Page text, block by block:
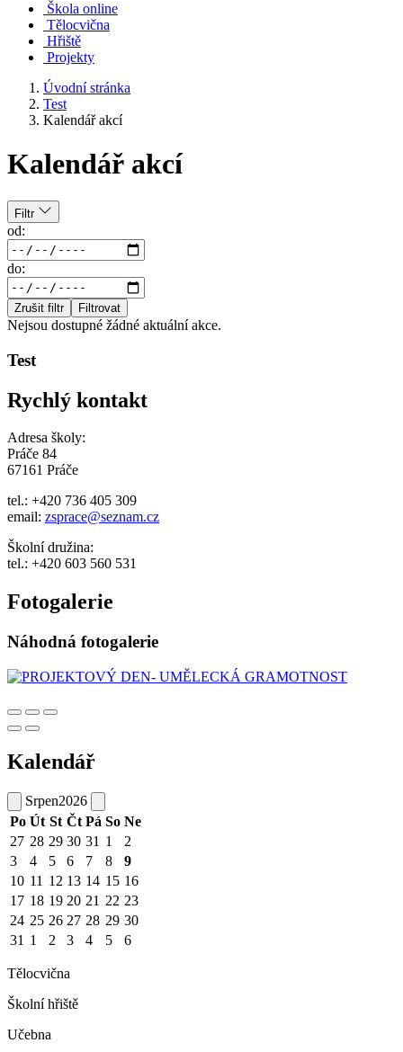
Škola online
Tělocvična
Hřiště
Projekty
Úvodní stránka
Test
Kalendář akcí
Kalendář akcí
Filtr
od:
do:
Zrušit filtr Filtrovat
Nejsou dostupné žádné aktuální akce.
Test
Rychlý kontakt
Adresa školy:
Práče 84
67161 Práče
tel.: +420 736 405 309
email: zsprace@seznam.cz
Školní družina:
tel.: +420 603 560 531
Fotogalerie
Náhodná fotogalerie
Kalendář
Srpen2026
Po Út St Čt Pá So Ne
27 28 29 30 31 1
2
3
4 5 6 7 8
9
10 11 12 13 14 15 16
17 18 19 20 21 22 23
24 25 26 27 28 29 30
31 1 2 3 4 5 6
Tělocvična
Školní hřiště
Učebna